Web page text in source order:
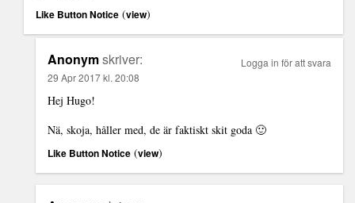
Like Button Notice (view)
Anonymskriver:
29 Apr 2017 kl. 20:08
Hej Hugo!
Nä, skoja, håller med, de är faktiskt skit goda 🙂
Like Button Notice (view)
Logga in för att svara